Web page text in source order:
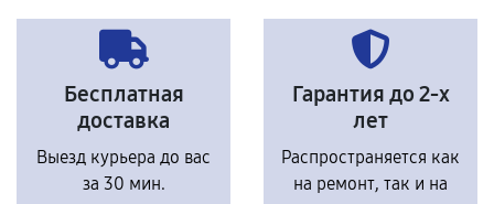
Бесплатная
доставка
Выезд курьера до вас
за 30 мин.
Гарантия до 2-х
лет
Распространяется как
на ремонт, так и на